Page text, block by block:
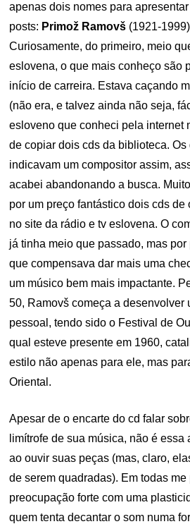
apenas dois nomes para
posts: Primož Ramovš (1921-
Curiosamente, do primeiro, meio
eslovena, o que mais conheço são
início de carreira. Estava caçando
(não era, e talvez ainda não seja,
esloveno que conheci pela internet
de copiar dois cds da biblioteca.
indicavam um compositor assim,
acabei abandonando a busca.
por um preço fantástico dois cds
no site da rádio e tv eslovena. O
já tinha meio que passado, mas
que compensava dar mais uma
um músico bem mais impactante.
50, Ramovš começa a desenvolver
pessoal, tendo sido o Festival de
qual esteve presente em 1960,
estilo não apenas para ele, mas
Oriental.
Apesar de o encarte do cd falar
limítrofe de sua música, não é
ao ouvir suas peças (mas, claro,
de serem quadradas). Em todas
preocupação forte com uma
quem tenta decantar o som numa